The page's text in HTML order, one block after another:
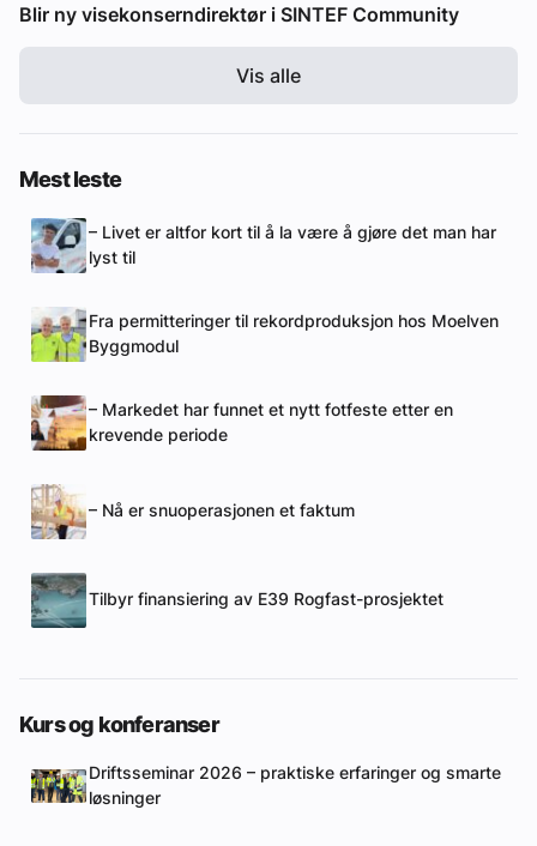
Blir ny visekonserndirektør i SINTEF Community
Vis alle
Mest leste
– Livet er altfor kort til å la være å gjøre det man har
lyst til
Fra permitteringer til rekordproduksjon hos Moelven
Byggmodul
– Markedet har funnet et nytt fotfeste etter en
krevende periode
– Nå er snuoperasjonen et faktum
Tilbyr finansiering av E39 Rogfast-prosjektet
Kurs og konferanser
Driftsseminar 2026 – praktiske erfaringer og smarte
løsninger